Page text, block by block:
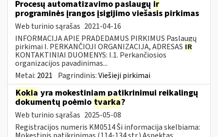
Procesų automatizavimo paslaugų ir
programinės įrangos įsigijimo viešasis pirkimas
Web turinio sąrašas 2021-04-16
INFORMACIJA APIE PRADEDAMUS PIRKIMUS Paslaugų
pirkimai I. PERKANČIOJI ORGANIZACIJA, ADRESAS IR
KONTAKTINIAI DUOMENYS: I.1. Perkančiosios
organizacijos pavadinimas...
Metai: 2021 Pagrindinis:Viešieji pirkimai
Kokia yra mokestiniam patikrinimui reikalingų
dokumentų poėmio tvarka?
Web turinio sąrašas 2025-05-08
Registracijos numeris KM0514 Ši informacija skelbiama: